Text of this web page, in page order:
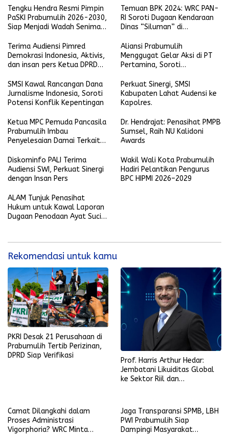
Tengku Hendra Resmi Pimpin
PaSKI Prabumulih 2026-2030,
Siap Menjadi Wadah Seniman
Temuan BPK 2024: WRC PAN-
RI Soroti Dugaan Kendaraan
Dinas “Siluman” di
Prabumulih
Terima Audiensi Pimred
Demokrasi Indonesia, Aktivis,
dan insan pers Ketua DPRD
Regulasi Tenaga Kerja Lokal
Aliansi Prabumulih
Menggugat Gelar Aksi di PT
Pertamina, Soroti
SMSI Kawal Rancangan Dana
Jurnalisme Indonesia, Soroti
Potensi Konflik Kepentingan
Perkuat Sinergi, SMSI
Kabupaten Lahat Audensi ke
Kapolres.
Ketua MPC Pemuda Pancasila
Prabumulih Imbau
Penyelesaian Damai Terkait
Pegawai Wali Kota
Dr. Hendrajat: Penasihat PMPB
Sumsel, Raih NU Kalidoni
Awards
Diskominfo PALI Terima
Audiensi SWI, Perkuat Sinergi
dengan Insan Pers
Wakil Wali Kota Prabumulih
Hadiri Pelantikan Pengurus
BPC HIPMI 2026–2029
ALAM Tunjuk Penasihat
Hukum untuk Kawal Laporan
Dugaan Penodaan Ayat Suci
Rekomendasi untuk kamu
PKRI Desak 21 Perusahaan di
Prabumulih Tertib Perizinan,
DPRD Siap Verifikasi
Prof. Harris Arthur Hedar:
Jembatani Likuiditas Global
ke Sektor Riil dan
PFII
Camat Dilangkahi dalam
Proses Administrasi
Vigorphoria? WRC Minta
Jaga Transparansi SPMB, LBH
PWI Prabumulih Siap
Dampingi Masyarakat